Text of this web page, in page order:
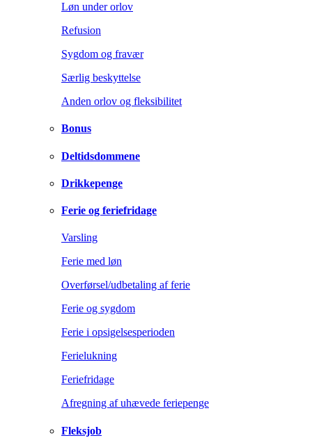
Løn under orlov
Refusion
Sygdom og fravær
Særlig beskyttelse
Anden orlov og fleksibilitet
Bonus
Deltidsdommene
Drikkepenge
Ferie og feriefridage
Varsling
Ferie med løn
Overførsel/udbetaling af ferie
Ferie og sygdom
Ferie i opsigelsesperioden
Ferielukning
Feriefridage
Afregning af uhævede feriepenge
Fleksjob